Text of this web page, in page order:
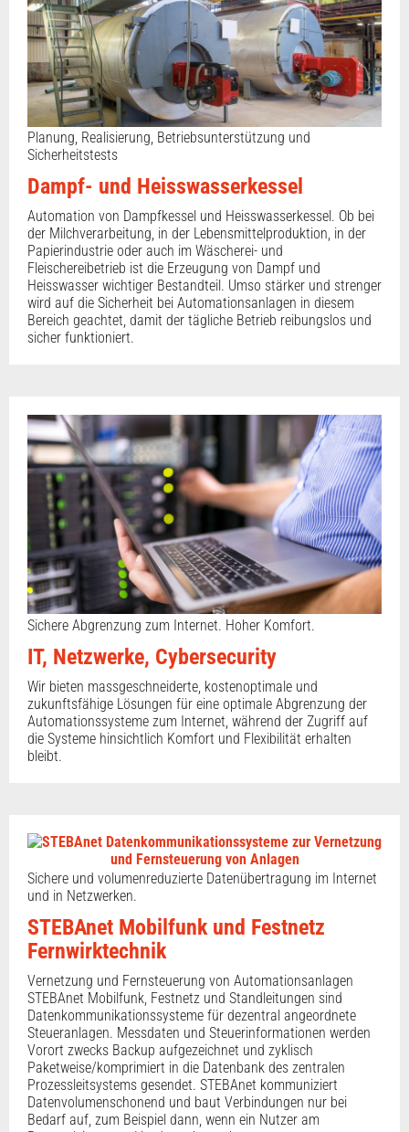
Planung, Realisierung, Betriebsunterstützung und
Sicherheitstests
Dampf- und Heisswasserkessel
Automation von Dampfkessel und Heisswasserkessel. Ob bei
der Milchverarbeitung, in der Lebensmittelproduktion, in der
Papierindustrie oder auch im Wäscherei- und
Fleischereibetrieb ist die Erzeugung von Dampf und
Heisswasser wichtiger Bestandteil. Umso stärker und strenger
wird auf die Sicherheit bei Automationsanlagen in diesem
Bereich geachtet, damit der tägliche Betrieb reibungslos und
sicher funktioniert.
Sichere Abgrenzung zum Internet. Hoher Komfort.
IT, Netzwerke, Cybersecurity
Wir bieten massgeschneiderte, kostenoptimale und
zukunftsfähige Lösungen für eine optimale Abgrenzung der
Automationssysteme zum Internet, während der Zugriff auf
die Systeme hinsichtlich Komfort und Flexibilität erhalten
bleibt.
Sichere und volumenreduzierte Datenübertragung im Internet
und in Netzwerken.
STEBAnet Mobilfunk und Festnetz
Fernwirktechnik
Vernetzung und Fernsteuerung von Automationsanlagen
STEBAnet Mobilfunk, Festnetz und Standleitungen sind
Datenkommunikationssysteme für dezentral angeordnete
Steueranlagen. Messdaten und Steuerinformationen werden
Vorort zwecks Backup aufgezeichnet und zyklisch
Paketweise/komprimiert in die Datenbank des zentralen
Prozessleitsystems gesendet. STEBAnet kommuniziert
Datenvolumenschonend und baut Verbindungen nur bei
Bedarf auf, zum Beispiel dann, wenn ein Nutzer am